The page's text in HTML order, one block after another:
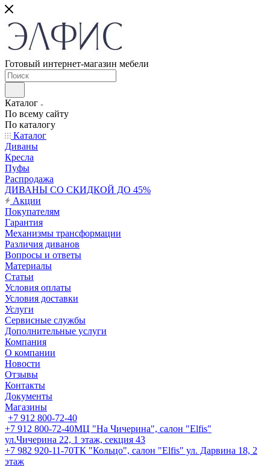
Готовый интернет-магазин мебели
Каталог
По всему сайту
По каталогу
Каталог
Диваны
Кресла
Пуфы
Распродажа
ДИВАНЫ СО СКИДКОЙ ДО 45%
Акции
Покупателям
Гарантия
Механизмы трансформации
Различия диванов
Вопросы и ответы
Материалы
Статьи
Условия оплаты
Условия доставки
Услуги
Сервисные службы
Дополнительные услуги
Компания
О компании
Новости
Отзывы
Контакты
Документы
Магазины
+7 912 800-72-40
+7 912 800-72-40МЦ "На Чичерина", салон "Elfis"
ул.Чичерина 22, 1 этаж, секция 43
+7 982 920-11-70ТК "Кольцо", салон "Elfis" ул. Дарвина 18, 2
этаж